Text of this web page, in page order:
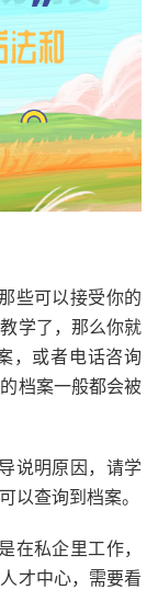
些可以接受你的
学了，那么你就
，或者电话咨询
档案一般都会被
说明原因，请学
以查询到档案。
在私企里工作，
才中心，需要看